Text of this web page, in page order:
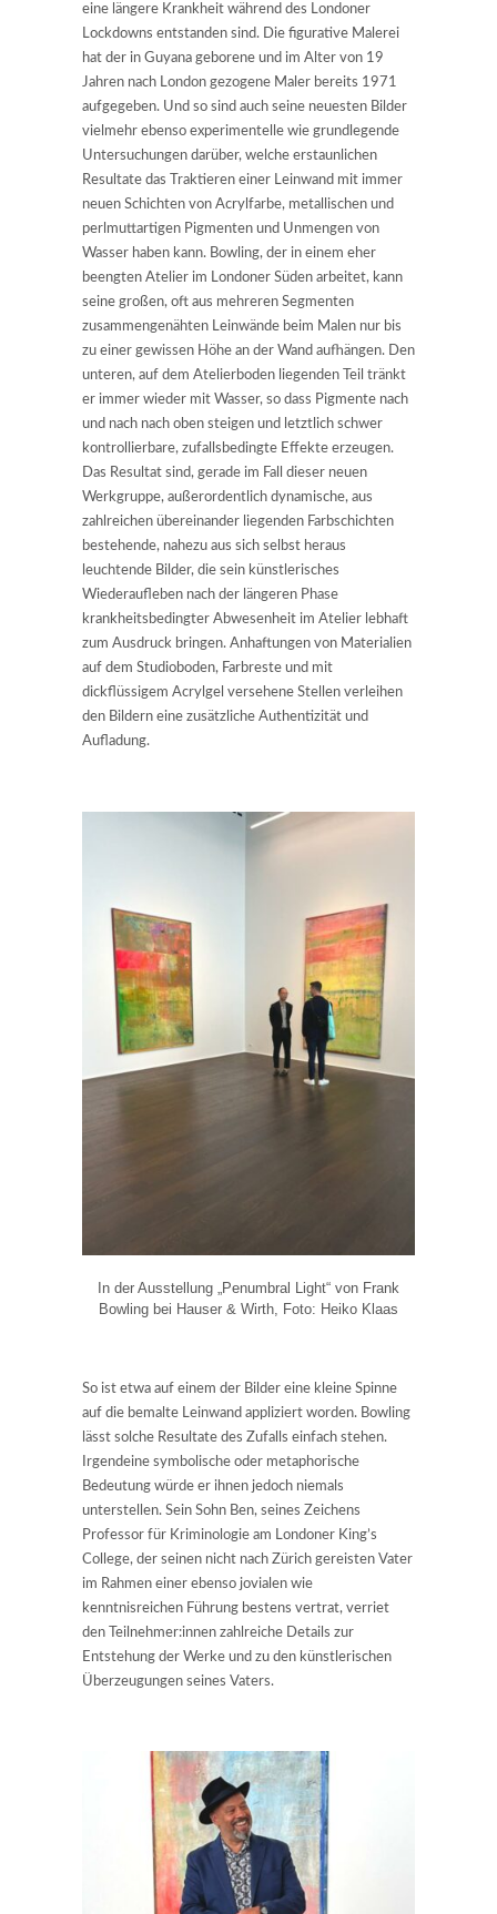
eine längere Krankheit während des Londoner
Lockdowns entstanden sind. Die figurative Malerei
hat der in Guyana geborene und im Alter von 19
Jahren nach London gezogene Maler bereits 1971
aufgegeben. Und so sind auch seine neuesten Bilder
vielmehr ebenso experimentelle wie grundlegende
Untersuchungen darüber, welche erstaunlichen
Resultate das Traktieren einer Leinwand mit immer
neuen Schichten von Acrylfarbe, metallischen und
perlmuttartigen Pigmenten und Unmengen von
Wasser haben kann. Bowling, der in einem eher
beengten Atelier im Londoner Süden arbeitet, kann
seine großen, oft aus mehreren Segmenten
zusammengenähten Leinwände beim Malen nur bis
zu einer gewissen Höhe an der Wand aufhängen. Den
unteren, auf dem Atelierboden liegenden Teil tränkt
er immer wieder mit Wasser, so dass Pigmente nach
und nach nach oben steigen und letztlich schwer
kontrollierbare, zufallsbedingte Effekte erzeugen.
Das Resultat sind, gerade im Fall dieser neuen
Werkgruppe, außerordentlich dynamische, aus
zahlreichen übereinander liegenden Farbschichten
bestehende, nahezu aus sich selbst heraus
leuchtende Bilder, die sein künstlerisches
Wiederaufleben nach der längeren Phase
krankheitsbedingter Abwesenheit im Atelier lebhaft
zum Ausdruck bringen. Anhaftungen von Materialien
auf dem Studioboden, Farbreste und mit
dickflüssigem Acrylgel versehene Stellen verleihen
den Bildern eine zusätzliche Authentizität und
Aufladung.
In der Ausstellung „Penumbral Light“ von Frank
Bowling bei Hauser & Wirth, Foto: Heiko Klaas
So ist etwa auf einem der Bilder eine kleine Spinne
auf die bemalte Leinwand appliziert worden. Bowling
lässt solche Resultate des Zufalls einfach stehen.
Irgendeine symbolische oder metaphorische
Bedeutung würde er ihnen jedoch niemals
unterstellen. Sein Sohn Ben, seines Zeichens
Professor für Kriminologie am Londoner King’s
College, der seinen nicht nach Zürich gereisten Vater
im Rahmen einer ebenso jovialen wie
kenntnisreichen Führung bestens vertrat, verriet
den Teilnehmer:innen zahlreiche Details zur
Entstehung der Werke und zu den künstlerischen
Überzeugungen seines Vaters.